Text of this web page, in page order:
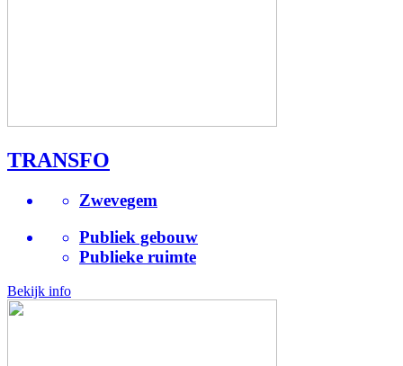
TRANSFO
Zwevegem
Publiek gebouw
Publieke ruimte
Bekijk info